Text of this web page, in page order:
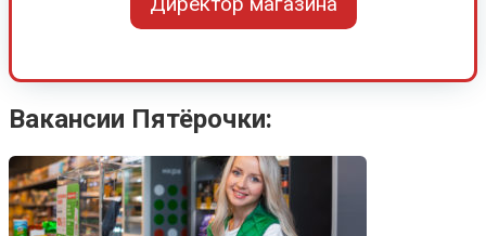
Вакансии Пятёрочки: